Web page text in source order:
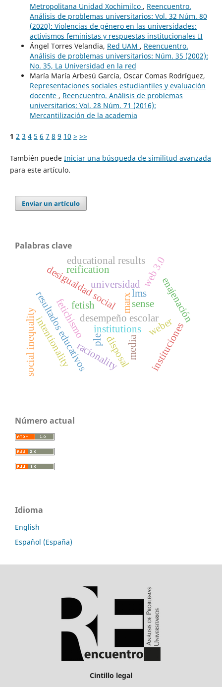
Metropolitana Unidad Xochimilco , Reencuentro.
Análisis de problemas universitarios: Vol. 32 Núm. 80
(2020): Violencias de género en las universidades:
activismos feministas y respuestas institucionales II
Ángel Torres Velandia, Red UAM , Reencuentro.
Análisis de problemas universitarios: Núm. 35 (2002):
No. 35, La Universidad en la red
María María Arbesú García, Oscar Comas Rodríguez,
Representaciones sociales estudiantiles y evaluación
docente , Reencuentro. Análisis de problemas
universitarios: Vol. 28 Núm. 71 (2016):
Mercantilización de la academia
1 2 3 4 5 6 7 8 9 10 > >>
También puede Iniciar una búsqueda de similitud avanzada
para este artículo.
Enviar un artículo
Palabras clave
universidad
fetichismo
resultados educativosdesempeño escolar
social inequality
desigualdad social
racionality
weber
institutions instituciones
fetish
disposal
reification
enajenación
marx
educational results
media
ple
lms
web 3.0
intentionality
sense
Número actual
Idioma
English
Español (España)
Cintillo legal